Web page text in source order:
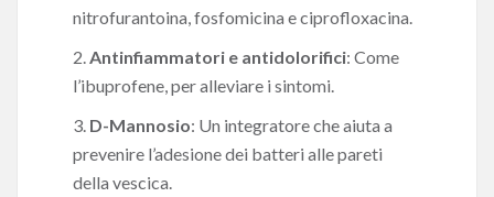
nitrofurantoina, fosfomicina e ciprofloxacina.
2.Antinfiammatori e antidolorifici: Come
l’ibuprofene, per alleviare i sintomi.
3. D-Mannosio: Un integratore che aiuta a
prevenire l’adesione dei batteri alle pareti
della vescica.